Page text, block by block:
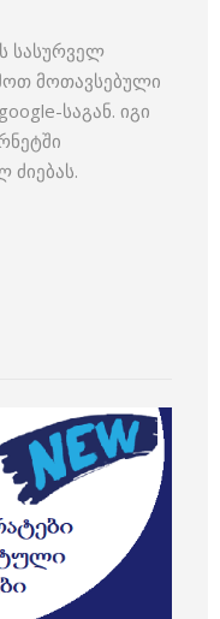
სასურველ
მოთავსებული
საგან. იგი
ძიებას.